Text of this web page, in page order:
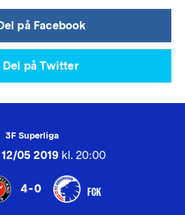
på Facebook
Del på Twitter
3F Superliga
05 2019 kl. 20:00
4-0 FCK